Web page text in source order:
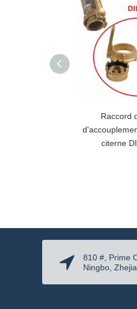
Raccord
citerne
810 #, Prime
Ningbo,